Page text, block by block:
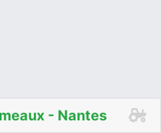
- Nantes